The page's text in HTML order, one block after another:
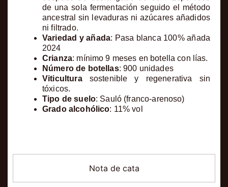
Nota de cata
de una sola fermentación seguido el método
ancestral sin levaduras ni azúcares añadidos
ni filtrado.
Variedad y añada: Pasa blanca 100% añada
2024
Crianza: mínimo 9 meses en botella con lías.
Número de botellas: 900 unidades
Viticultura sostenible y regenerativa sin
tóxicos.
Tipo de suelo: Sauló (franco-arenoso)
Grado alcohólico: 11% vol